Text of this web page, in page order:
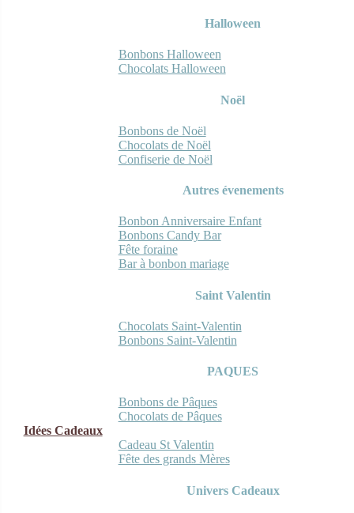
Halloween
Bonbons Halloween
Chocolats Halloween
Noël
Bonbons de Noël
Chocolats de Noël
Confiserie de Noël
Autres évenements
Bonbon Anniversaire Enfant
Bonbons Candy Bar
Fête foraine
Bar à bonbon mariage
Saint Valentin
Chocolats Saint-Valentin
Bonbons Saint-Valentin
PAQUES
Bonbons de Pâques
Chocolats de Pâques
Idées Cadeaux
Cadeau St Valentin
Fête des grands Mères
Univers Cadeaux